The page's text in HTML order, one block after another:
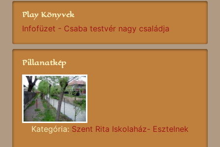
Play Könyvek
Infofüzet - Csaba testvér nagy családja
Pillanatkép
Kategória: Szent Rita Iskolaház- Esztelnek